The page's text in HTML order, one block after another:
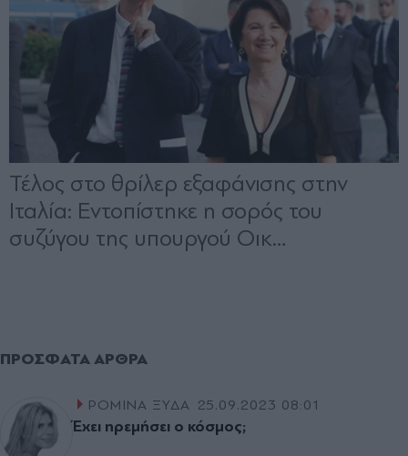
ΠΡΌΣΦΑΤΑ ΆΡΘΡΑ
ΡΟΜΙΝΑ ΞΥΔΑ 25.09.2023 08:01
Έxει ηρεμήσει ο κόσμος;